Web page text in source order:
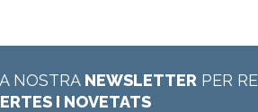
NOSTRA NEWSLETTER PER
I NOVETATS